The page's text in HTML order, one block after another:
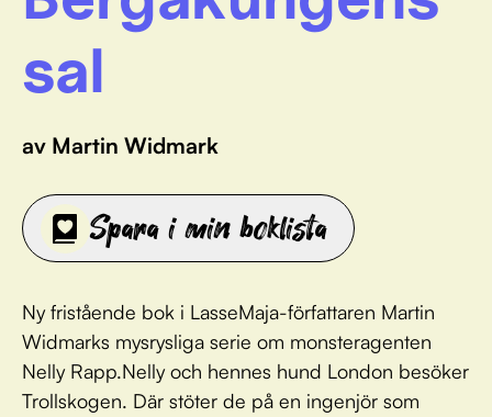
sal
av Martin Widmark
Spara i min boklista
Ny fristående bok i LasseMaja-författaren Martin
Widmarks mysrysliga serie om monsteragenten
Nelly Rapp.Nelly och hennes hund London besöker
Trollskogen. Där stöter de på en ingenjör som